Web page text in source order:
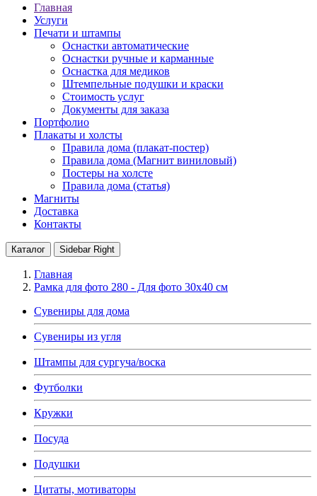
Главная
Услуги
Печати и штампы
Оснастки автоматические
Оснастки ручные и карманные
Оснастка для медиков
Штемпельные подушки и краски
Стоимость услуг
Документы для заказа
Портфолио
Плакаты и холсты
Правила дома (плакат-постер)
Правила дома (Магнит виниловый)
Постеры на холсте
Правила дома (статья)
Магниты
Доставка
Контакты
Каталог Sidebar Right
Главная
Рамка для фото 280 - Для фото 30х40 см
Сувениры для дома
Сувениры из угля
Штампы для сургуча/воска
Футболки
Кружки
Посуда
Подушки
Цитаты, мотиваторы